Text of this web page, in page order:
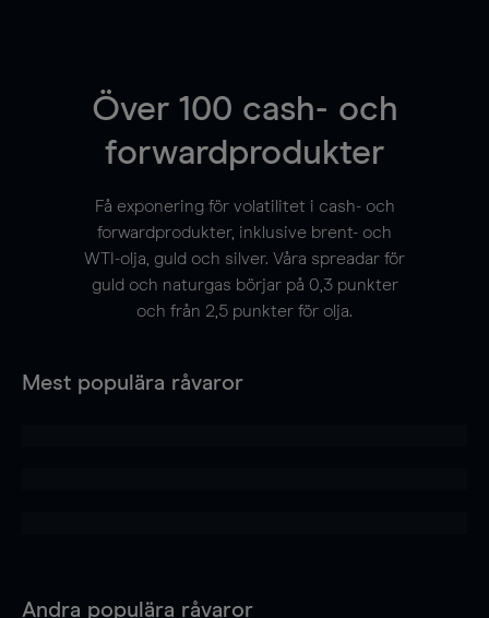
Över 100 cash- och
forwardprodukter
Få exponering för volatilitet i cash- och
forwardprodukter, inklusive brent- och
WTI-olja, guld och silver. Våra spreadar för
guld och naturgas börjar på 0,3 punkter
och från 2,5 punkter för olja.
Mest populära råvaror
Andra populära råvaror